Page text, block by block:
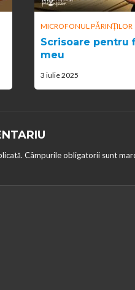
MICROFONUL PĂRINȚILOR
Scrisoare pentru
meu
3 iulie 2025
Câmpurile obligatorii sunt